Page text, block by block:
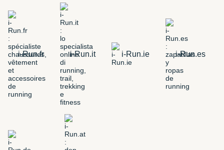
i-Run.fr i-Run.it i-Run.ie i-Run.es